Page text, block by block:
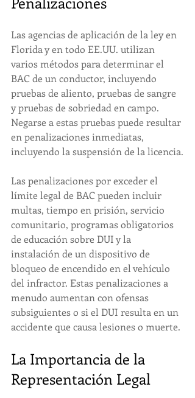
Las agencias de aplicación de la ley en
Florida y en todo EE.UU. utilizan
varios métodos para determinar el
BAC de un conductor, incluyendo
pruebas de aliento, pruebas de sangre
y pruebas de sobriedad en campo.
Negarse a estas pruebas puede resultar
en penalizaciones inmediatas,
incluyendo la suspensión de la licencia.
Las penalizaciones por exceder el
límite legal de BAC pueden incluir
multas, tiempo en prisión, servicio
comunitario, programas obligatorios
de educación sobre DUI y la
instalación de un dispositivo de
bloqueo de encendido en el vehículo
del infractor. Estas penalizaciones a
menudo aumentan con ofensas
subsiguientes o si el DUI resulta en un
accidente que causa lesiones o muerte.
La Importancia de la
Representación Legal